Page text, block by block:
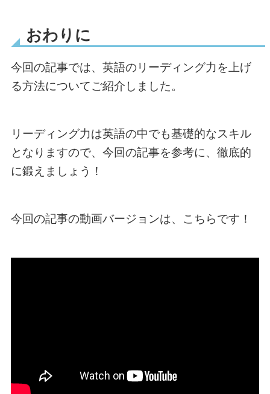
おわりに
今回の記事では、英語のリーディング力を上げ
る方法についてご紹介しました。
リーディング力は英語の中でも基礎的なスキル
となりますので、今回の記事を参考に、徹底的
に鍛えましょう！
今回の記事の動画バージョンは、こちらです！